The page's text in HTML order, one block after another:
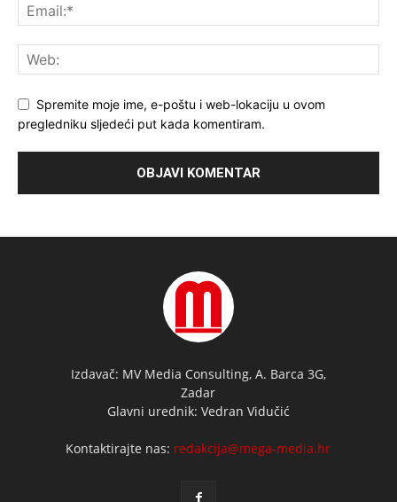
Spremite moje ime, e-poštu i web-lokaciju u ovom
pregledniku sljedeći put kada komentiram.
Izdavač: MV Media Consulting, A. Barca 3G,
Zadar
Glavni urednik: Vedran Vidučić
Kontaktirajte nas: redakcija@mega-media.hr